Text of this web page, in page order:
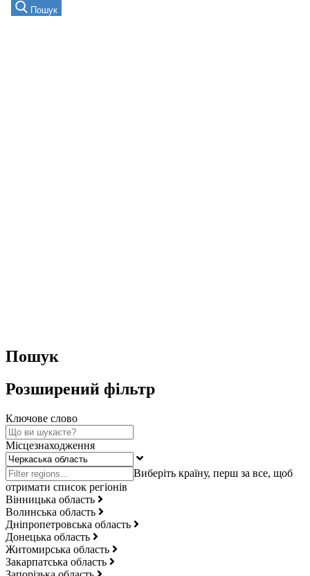
Пошук
Пошук
Розширений фільтр
Ключове слово
Місцезнаходження
Вінницька область
Волинська область
Дніпропетровська область
Донецька область
Житомирська область
Закарпатська область